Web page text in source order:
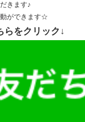
きます♪
ができます☆
らをクリック↓